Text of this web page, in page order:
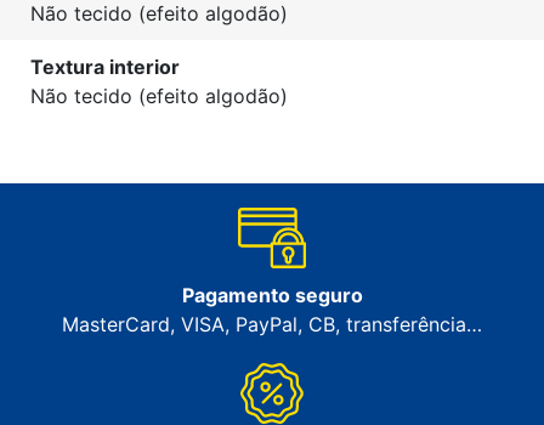
Não tecido (efeito algodão)
Textura interior
Não tecido (efeito algodão)
Pagamento seguro
MasterCard, VISA, PayPal, CB, transferência…